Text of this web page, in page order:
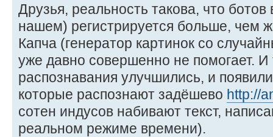
Друзья, реальность такова, что
нашем) регистрируется больше, чем
Капча (генератор картинок со
уже давно совершенно не помогает. И
распознавания улучшились, и
которые распознают задёшево http://
сотен индусов набивают текст,
реальном режиме времени).